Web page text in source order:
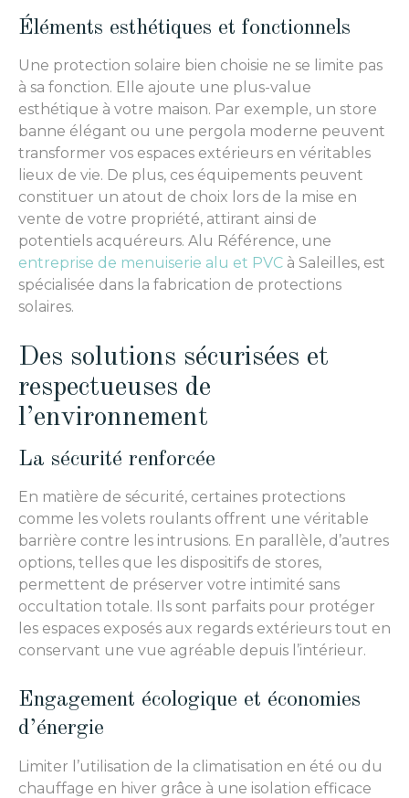
Éléments esthétiques et fonctionnels
Une protection solaire bien choisie ne se limite pas
à sa fonction. Elle ajoute une plus-value
esthétique à votre maison. Par exemple, un store
banne élégant ou une pergola moderne peuvent
transformer vos espaces extérieurs en véritables
lieux de vie. De plus, ces équipements peuvent
constituer un atout de choix lors de la mise en
vente de votre propriété, attirant ainsi de
potentiels acquéreurs. Alu Référence, une
entreprise de menuiserie alu et PVC à Saleilles, est
spécialisée dans la fabrication de protections
solaires.
Des solutions sécurisées et
respectueuses de
l’environnement
La sécurité renforcée
En matière de sécurité, certaines protections
comme les volets roulants offrent une véritable
barrière contre les intrusions. En parallèle, d’autres
options, telles que les dispositifs de stores,
permettent de préserver votre intimité sans
occultation totale. Ils sont parfaits pour protéger
les espaces exposés aux regards extérieurs tout en
conservant une vue agréable depuis l’intérieur.
Engagement écologique et économies
d’énergie
Limiter l’utilisation de la climatisation en été ou du
chauffage en hiver grâce à une isolation efficace